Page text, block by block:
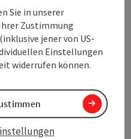
Beitrag drucken
In der Nähe
Änderung vorschlagen
Sie in unserer
Zustimmung
jener von US-
Einstellungen
widerrufen können.